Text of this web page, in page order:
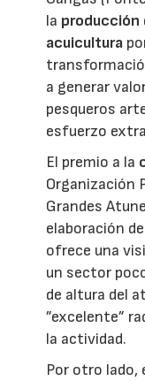
la producción
acuicultura
a generar
pesqueros
esfuerzo
El premio a la
Organización
Grandes
elaboración
ofrece una
un sector
de altura del
”excelente”
la actividad.
Por otro lado,